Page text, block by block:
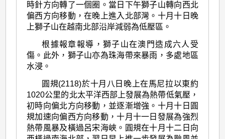
時針方向轉了一個圈。當日下午獅子山轉向西北
偏西方向移動，在晚上進入北部灣。十月十日晚
上獅子山在越南北部沿岸減弱為低壓區。
根據報章報導，獅子山在澳門造成六人受
傷。此外，獅子山亦為珠海帶來暴雨，多處地區
水浸。
圓規(2118)於十月八日晚上在馬尼拉以東約
1020公里的北太平洋西部上發展為熱帶低氣壓，
初時向偏北方向移動，並逐漸增強。十月十日圓
規加速向偏西方向移動，十月十一日發展為強烈
熱帶風暴及橫過呂宋海峽。圓規在十月十二日向